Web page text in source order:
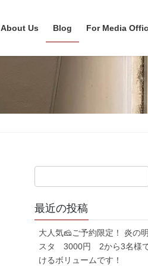
About Us Blog For Media
最近の投稿
大人気🧀ご予約限定！ 炎の
スタ 3000円 2から3名様
けるボリュームです！